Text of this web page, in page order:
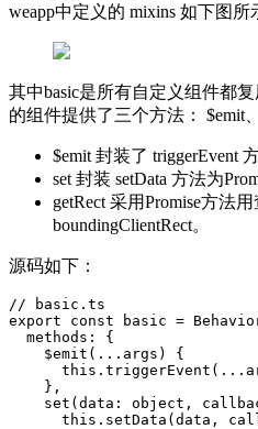
weapp中定义的 mixins 如下图所
其中basic是所有自定义组件都
的组件提供了三个方法： $emit、
$emit 封装了 triggerEvent
set 封装 setData 方法为
getRect 采用Promise方法
boundingClientRect。
源码如下：
// basic.ts
export const basic =
  methods: {
    $emit(...args) {
    },
set(data: object,
this.setData(data,